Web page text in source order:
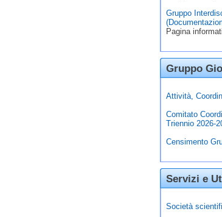
Gruppo
Pagina
Gruppo
Attività,
Comitato
Triennio 2026-
Censimento
Servizi e
Società